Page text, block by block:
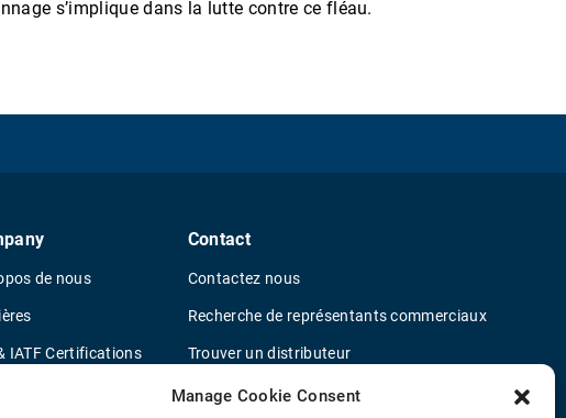
Manage Cookie Consent
s’implique dans la lutte contre ce fléau.
de nous
IATF Certifications
sur le fournisseur
Contact
Contactez nous
Recherche de représentants commerciaux
Trouver un distributeur
Concessionnaires de camions OEM